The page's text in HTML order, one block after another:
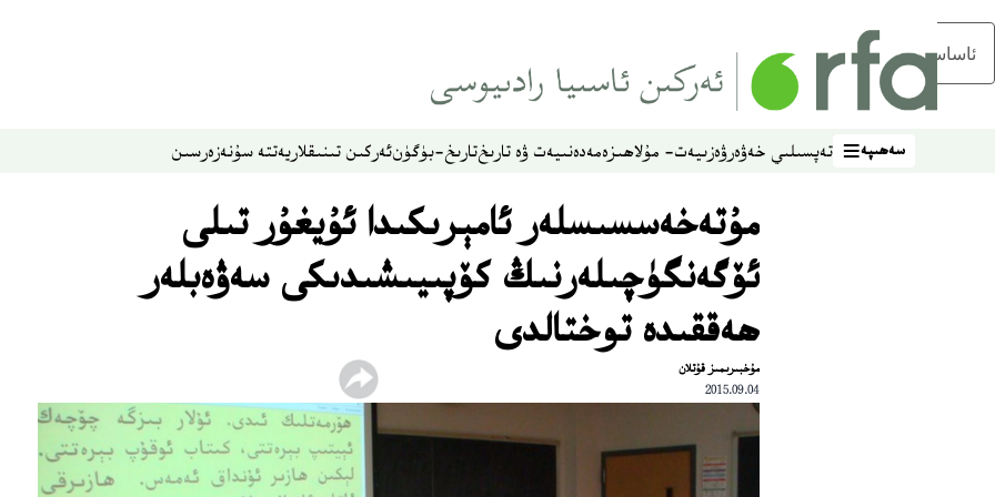
ئاساسلىق مەزمۇنغا ئاتلاڭ
سەھىپە
سەھىپە تەپسىلىي خەۋەرۋەزىيەت- مۇلاھىزەمەدەنىيەت ۋە تارىختارىخ-بۈگۈنئەركىن تىنىقلاريەتتە سۇنەزەرسىن
مۇتەخەسسىسلەر ئامېرىكىدا ئۇيغۇر تىلى
ئۆگەنگۈچىلەرنىڭ كۆپىيىشىدىكى سەۋەبلەر
ھەققىدە توختالدى
مۇخبىرىمىز قۇتلان
2015.09.04